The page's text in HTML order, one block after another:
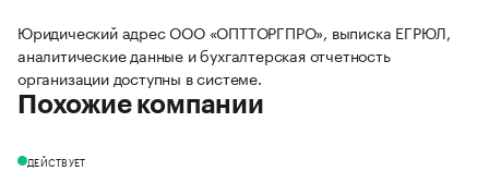
Юридический адрес ООО «ОПТТОРГПРО», выписка ЕГРЮЛ,
аналитические данные и бухгалтерская отчетность
организации доступны в системе.
Похожие компании
ДЕЙСТВУЕТ